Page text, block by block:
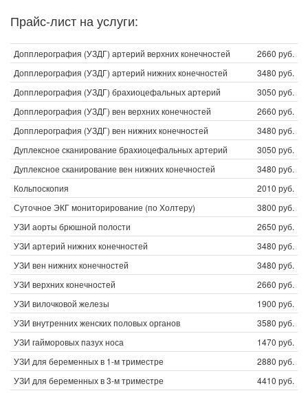
Прайс-лист на услуги:
Допплерография (УЗДГ) артерий верхних конечностей
2660 руб.
Допплерография (УЗДГ) артерий нижних конечностей
3480 руб.
Допплерография (УЗДГ) брахиоцефальных артерий
3050 руб.
Допплерография (УЗДГ) вен верхних конечностей
2660 руб.
Допплерография (УЗДГ) вен нижних конечностей
3480 руб.
Дуплексное сканирование брахиоцефальных артерий
3050 руб.
Дуплексное сканирование вен нижних конечностей
3480 руб.
Кольпоскопия
2010 руб.
Суточное ЭКГ мониторирование (по Холтеру)
3800 руб.
УЗИ аорты брюшной полости
2650 руб.
УЗИ артерий нижних конечностей
3480 руб.
УЗИ вен нижних конечностей
3480 руб.
УЗИ верхних конечностей
2660 руб.
УЗИ вилочковой железы
1900 руб.
УЗИ внутренних женских половых органов
3580 руб.
УЗИ гайморовых пазух носа
1470 руб.
УЗИ для беременных в 1-м триместре
2880 руб.
УЗИ для беременных в 3-м триместре
4410 руб.